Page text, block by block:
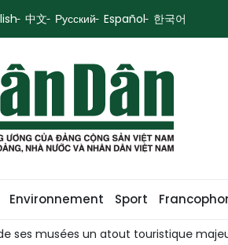
中文 Русский Español 한국어
Environnement Sport
musées un atout touristique majeur